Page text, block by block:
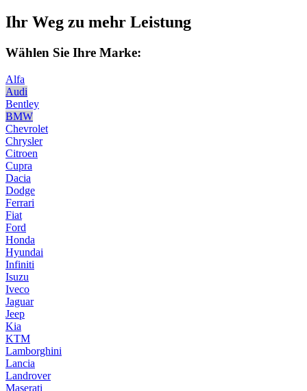
Ihr Weg zu mehr Leistung
Wählen Sie Ihre Marke:
Alfa
Audi
Bentley
BMW
Chevrolet
Chrysler
Citroen
Cupra
Dacia
Dodge
Ferrari
Fiat
Ford
Honda
Hyundai
Infiniti
Isuzu
Iveco
Jaguar
Jeep
Kia
KTM
Lamborghini
Lancia
Landrover
Maserati